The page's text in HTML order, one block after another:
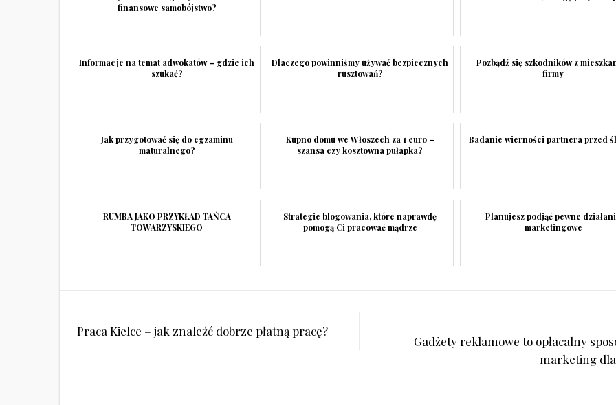
finansowe samobójstwo?
Informacje na temat adwokatów – gdzie ich
szukać?
Dlaczego powinniśmy używać bezpiecznych
rusztowań?
Pozbądź się szkodników z
firmy
Jak przygotować się do egzaminu
maturalnego?
Kupno domu we Włoszech za 1 euro –
szansa czy kosztowna pułapka?
Badanie wierności partnera przed
RUMBA JAKO PRZYKŁAD TAŃCA
TOWARZYSKIEGO
Strategie blogowania, które naprawdę
pomogą Ci pracować mądrze
Planujesz podjąć pewne
marketingowe
Nawigacja
wpisu
Praca Kielce – jak znaleźć dobrze płatną pracę?
Gadżety reklamowe to opłacalny
marketing